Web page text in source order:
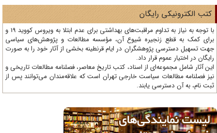
الکترونیکی رایگان
با توجه به نیاز به تداوم مراقبت‌های بهداشتی برای عدم ابتلا به ویروس کووید 19 و
کمک به قطع زنجیره شیوع آن، مؤسسه مطالعات و پژوهش‌های سیاسی
تسهیل دسترسی پژوهشگران در ایام قرنطینه بخشی از آثار خود را به صورت
در اختیار عموم قرار داد.
آثار شامل مجموعه‌ای از اسناد، کتب تاریخ معاصر، فصلنامه‌ مطالعات تاریخی و
فصلنامه مطالعات سیاست خارجی تهران است که علاقه‌مندان می‌توانند پس از
نام، به آن دسترسی یابند.